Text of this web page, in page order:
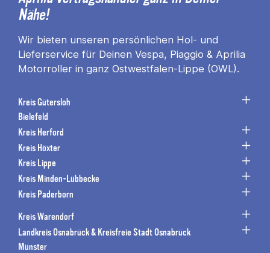
Nähe!
Wir bieten unseren persönlichen Hol- und
Lieferservice für Deinen Vespa, Piaggio & Aprilia
Motorroller in ganz Ostwestfalen-Lippe (OWL).
Kreis Gütersloh
Bielefeld
Kreis Herford
Kreis Höxter
Kreis Lippe
Kreis Minden-Lübbecke
Kreis Paderborn
Kreis Warendorf
Landkreis Osnabrück & Kreisfreie Stadt Osnabrück
Münster